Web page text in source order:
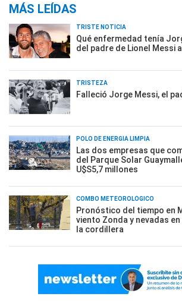
MÁS LEÍDAS
TRISTE NOTICIA
Qué enfermedad tenía
del padre de Lionel Messi
TRISTEZA
Falleció Jorge Messi, el
POLO DE ENERGÍA LIMPIA
Las dos empresas que
del Parque Solar
U$S5,7 millones
COMBO METEOROLÓGICO
Pronóstico del tiempo en
viento Zonda y nevadas
la cordillera